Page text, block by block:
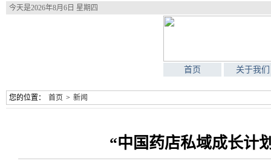
今天是2026年8月6日 星期四
首页 关于我们
您的位置： 首页 > 新闻
“中国药店私域成长计